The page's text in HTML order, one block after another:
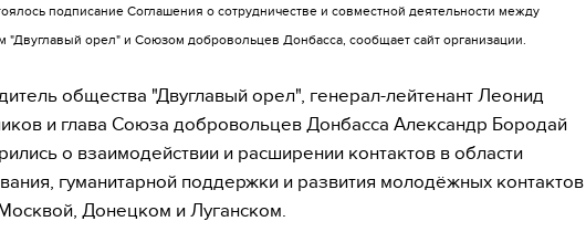
подписание Соглашения о сотрудничестве и совместной деятельности между
"Двуглавый орел" и Союзом добровольцев Донбасса, сообщает сайт организации.
общества "Двуглавый орел", генерал-лейтенант Леонид
и глава Союза добровольцев Донбасса Александр Бородай
о взаимодействии и расширении контактов в области
гуманитарной поддержки и развития молодёжных контактов
Донецком и Луганском.